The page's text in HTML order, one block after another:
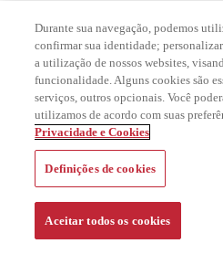
Durante sua navegação, podemos
confirmar sua identidade;
a utilização de nossos websites,
funcionalidade. Alguns cookies são
serviços, outros opcionais. Você
utilizamos de acordo com suas
Privacidade e Cookies
Definições de cookies
Aceitar todos os cookies